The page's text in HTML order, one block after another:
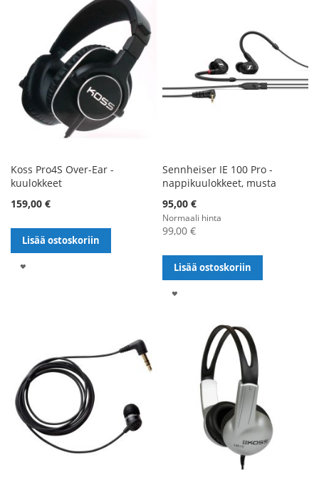
Koss Pro4S Over-Ear -
kuulokkeet
159,00 €
Lisää ostoskoriin
Sennheiser IE 100 Pro -
nappikuulokkeet, musta
Alennushinta
95,00 €
Normaali hinta
99,00 €
Lisää ostoskoriin